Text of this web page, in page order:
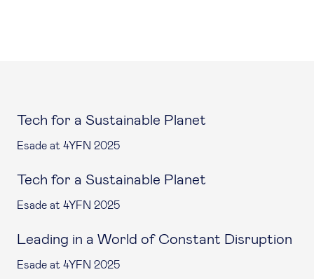
Tech for a Sustainable Planet
Esade at 4YFN 2025
Tech for a Sustainable Planet
Esade at 4YFN 2025
Leading in a World of Constant Disruption
Esade at 4YFN 2025